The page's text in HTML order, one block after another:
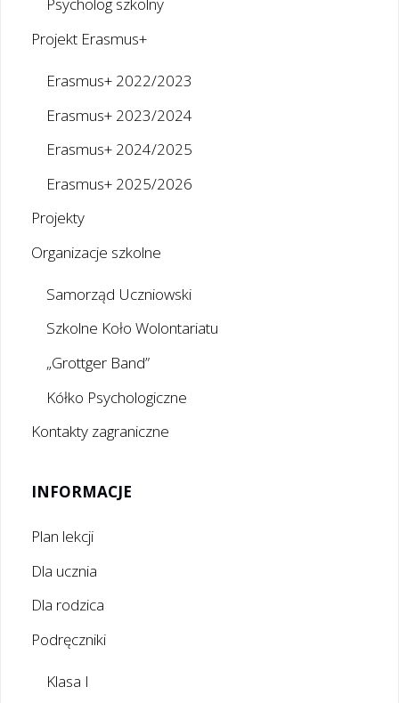
Psycholog szkolny
Projekt Erasmus+
Erasmus+ 2022/2023
Erasmus+ 2023/2024
Erasmus+ 2024/2025
Erasmus+ 2025/2026
Projekty
Organizacje szkolne
Samorząd Uczniowski
Szkolne Koło Wolontariatu
„Grottger Band”
Kółko Psychologiczne
Kontakty zagraniczne
INFORMACJE
Plan lekcji
Dla ucznia
Dla rodzica
Podręczniki
Klasa I